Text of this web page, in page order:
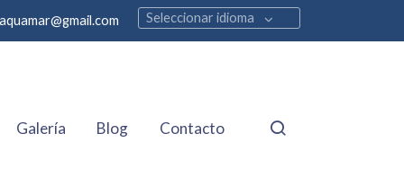
Seleccionar idioma
Galería Blog Contacto